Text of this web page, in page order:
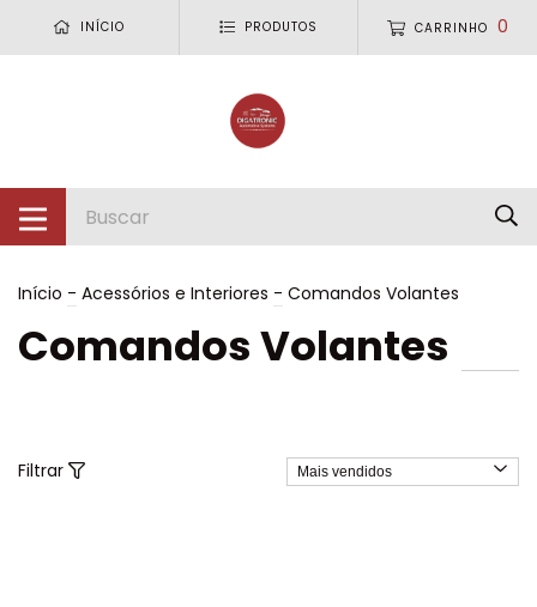
INÍCIO PRODUTOS CARRINHO 0
Início - Acessórios e Interiores - Comandos Volantes
Comandos Volantes
Filtrar